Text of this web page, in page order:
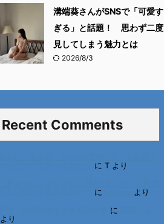
溝端葵さんがSNSで「可愛す
ぎる」と話題！ 思わず二度
見してしまう魅力とは
2026/8/3
Recent Comments
に T より
に
より
に
より